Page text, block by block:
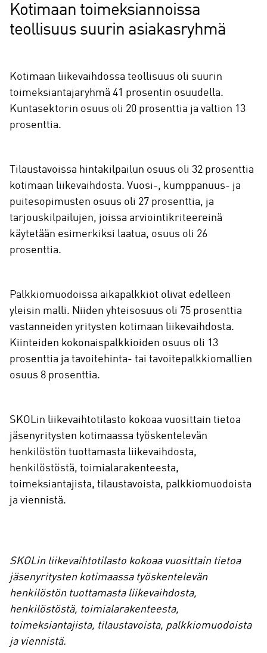
Kotimaan toimeksiannoissa
teollisuus suurin asiakasryhmä
Kotimaan liikevaihdossa teollisuus oli suurin
toimeksiantajaryhmä 41 prosentin osuudella.
Kuntasektorin osuus oli 20 prosenttia ja valtion 13
prosenttia.
Tilaustavoissa hintakilpailun osuus oli 32 prosenttia
kotimaan liikevaihdosta. Vuosi-, kumppanuus- ja
puitesopimusten osuus oli 27 prosenttia, ja
tarjouskilpailujen, joissa arviointikriteereinä
käytetään esimerkiksi laatua, osuus oli 26
prosenttia.
Palkkiomuodoissa aikapalkkiot olivat edelleen
yleisin malli. Niiden yhteisosuus oli 75 prosenttia
vastanneiden yritysten kotimaan liikevaihdosta.
Kiinteiden kokonaispalkkioiden osuus oli 13
prosenttia ja tavoitehinta- tai tavoitepalkkiomallien
osuus 8 prosenttia.
SKOLin liikevaihtotilasto kokoaa vuosittain tietoa
jäsenyritysten kotimaassa työskentelevän
henkilöstön tuottamasta liikevaihdosta,
henkilöstöstä, toimialarakenteesta,
toimeksiantajista, tilaustavoista, palkkiomuodoista
ja viennistä.
SKOLin liikevaihtotilasto kokoaa vuosittain tietoa
jäsenyritysten kotimaassa työskentelevän
henkilöstön tuottamasta liikevaihdosta,
henkilöstöstä, toimialarakenteesta,
toimeksiantajista, tilaustavoista, palkkiomuodoista
ja viennistä.